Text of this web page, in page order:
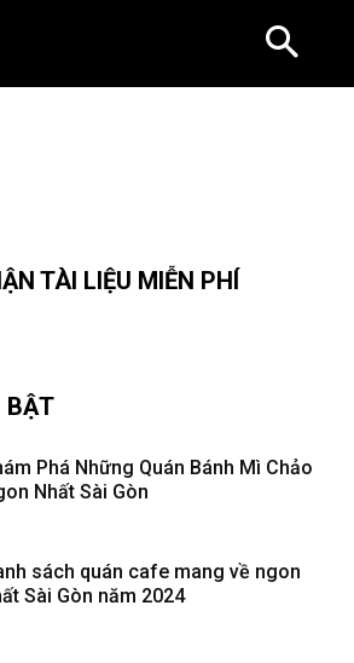
TÀI LIỆU MIỄN PHÍ
BẬT
Phá Những Quán Bánh Mì Chảo
Nhất Sài Gòn
sách quán cafe mang về ngon
Sài Gòn năm 2024